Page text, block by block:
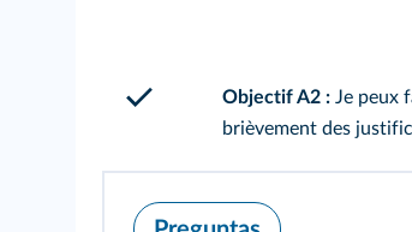
Objectif A2 : Je peux
brièvement des